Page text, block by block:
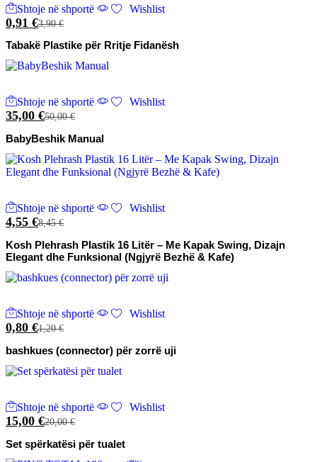
Shtoje në shportë Wishlist
0,91 €3,90€
Tabakë Plastike për Rritje Fidanësh
Shtoje në shportë Wishlist
35,00 €50,00€
BabyBeshik Manual
Shtoje në shportë Wishlist
4,55 €8,45€
Kosh Plehrash Plastik 16 Litër – Me Kapak Swing, Dizajn
Elegant dhe Funksional (Ngjyrë Bezhë & Kafe)
Shtoje në shportë Wishlist
0,80 €1,20€
bashkues (connector) për zorrë uji
Shtoje në shportë Wishlist
15,00 €20,00€
Set spërkatësi për tualet